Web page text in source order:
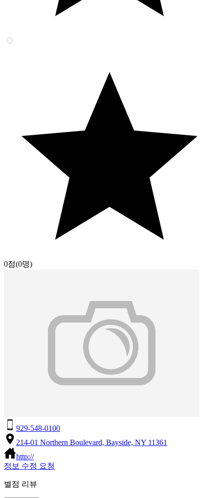
0점(0명)
929-548-0100
214-01 Northern Boulevard, Bayside, NY 11361
http://
정보 수정 요청
별점 리뷰